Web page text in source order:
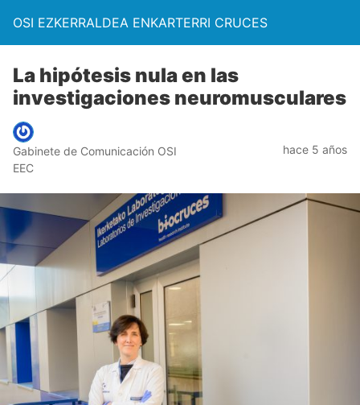
OSI EZKERRALDEA ENKARTERRI CRUCES
La hipótesis nula en las
investigaciones neuromusculares
Gabinete de Comunicación OSI
EEC
hace 5 años